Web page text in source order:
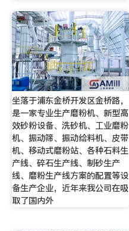
坐落于浦东金桥开发区金桥路，
是一家专业生产磨粉机、新型高
效砂粉设备、洗砂机、工业磨粉
机、振动筛、振动给料机、皮带
机、移动式磨粉站、各种石料生
产线、碎石生产线、制砂生产
线、磨粉生产线方案的配置等设
备生产企业，近年来我公司在吸
取了国内外